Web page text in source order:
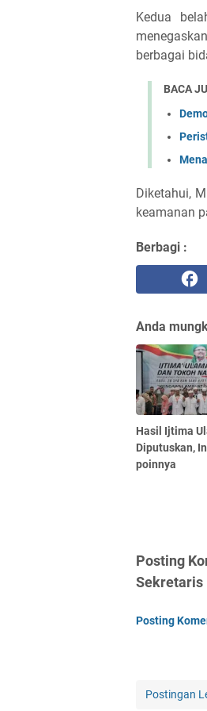
Kedua
berbagai
BACA
Diketahui,
keamanan
Berbagi :
Anda
Hasil Ijtima
Diputuskan,
poinnya
Posting
Sekretaris
Posting
Postingan